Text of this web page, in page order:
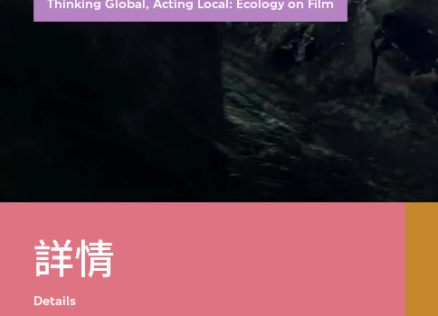
Thinking Global, Acting Local: Ecology on Film
詳情
Details